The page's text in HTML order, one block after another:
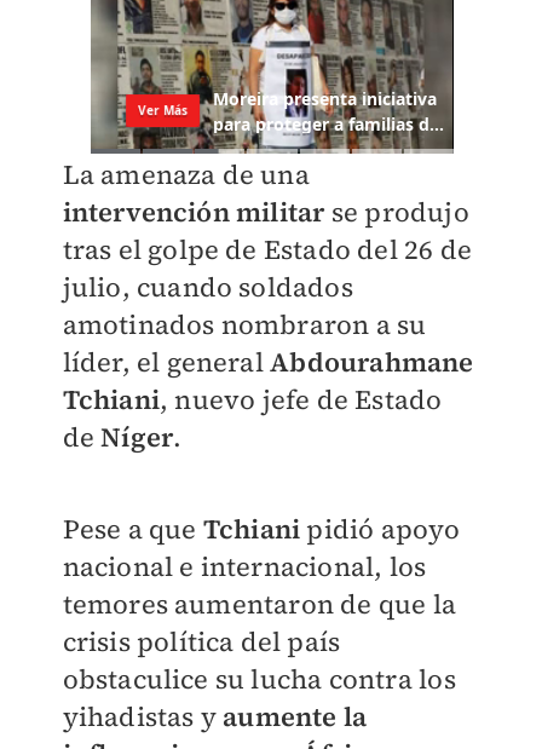
La amenaza de una
intervención militar se produjo
tras el golpe de Estado del 26 de
julio, cuando soldados
amotinados nombraron a su
líder, el generalAbdourahmane
Tchiani, nuevo jefe de Estado
deNíger.
Pese a que Tchiani pidió apoyo
nacional e internacional, los
temores aumentaron de que la
crisis política del país
obstaculice su lucha contra los
yihadistas y aumente la